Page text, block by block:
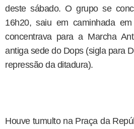
deste sábado. O grupo se
16h20, saiu em caminhada
concentrava para a Marcha
antiga sede do Dops (sigla para
repressão da ditadura).
Houve tumulto na Praça da